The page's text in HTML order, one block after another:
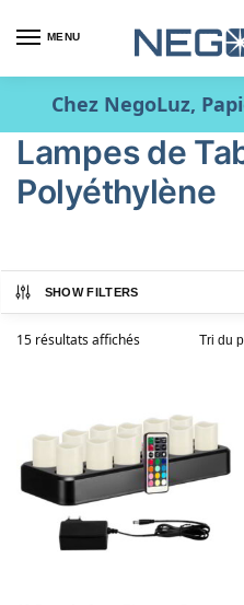
MENU
Chez NegoLuz,
Lampes de
Polyéthylène
SHOW FILTERS
15 résultats affichés